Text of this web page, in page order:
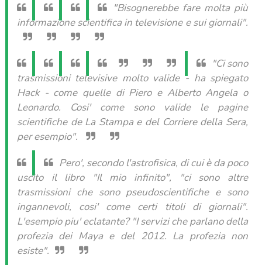
"Bisognerebbe fare molta più
informazione scientifica in televisione e sui giornali".
"Ci sono
trasmissioni televisive molto valide - ha spiegato
Hack - come quelle di Piero e Alberto Angela o
Leonardo. Cosi' come sono valide le pagine
scientifiche de La Stampa e del Corriere della Sera,
per esempio".
Pero', secondo l'astrofisica, di cui è da poco
uscito il libro "Il mio infinito", "ci sono altre
trasmissioni che sono pseudoscientifiche e sono
ingannevoli, cosi' come certi titoli di giornali".
L'esempio piu' eclatante? "I servizi che parlano della
profezia dei Maya e del 2012. La profezia non
esiste".